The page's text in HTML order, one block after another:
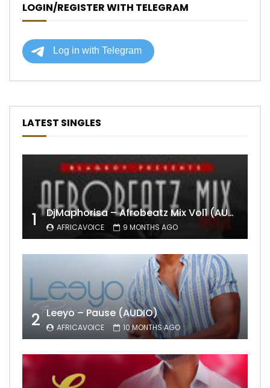
LOGIN/REGISTER WITH TELEGRAM
LATEST SINGLES
1 DjMaphorisa – Afrobeatz Mix Vol1 (AUDIO)
AFRICAVOICE 9 MONTHS AGO
2 Leeyo – Pause (AUDIO)
AFRICAVOICE 10 MONTHS AGO